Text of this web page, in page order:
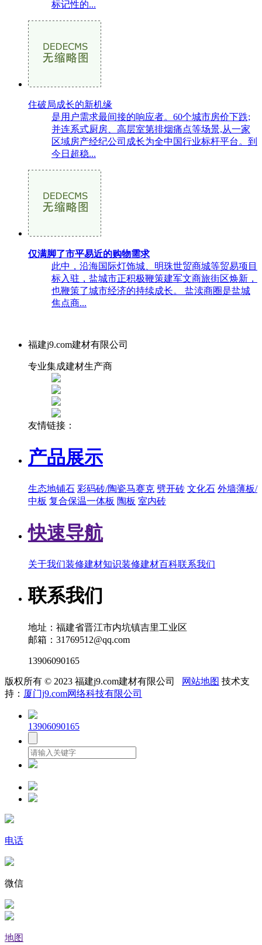
标记性的...
住破局成长的新机缘
是用户需求最间接的响应者。60个城市房价下跌;
并连系式厨房、高层室第排烟痛点等场景,从一家
区域房产经纪公司成长为全中国行业标杆平台。到
今日超稳...
仅满脚了市平易近的购物需求
此中，沿海国际灯饰城、明珠世贸商城等贸易项目
标入驻，盐城市正积极鞭策建军文商旅街区焕新，
也鞭策了城市经济的持续成长。 盐渎商圈是盐城
焦点商...
福建j9.com建材有限公司
专业集成建材生产商
友情链接：
产品展示
生态地铺石 彩码砖/陶瓷马赛克 劈开砖 文化石 外墙薄板/
中板 复合保温一体板 陶板 室内砖
快速导航
关于我们装修建材知识装修建材百科联系我们
联系我们
地址：福建省晋江市内坑镇吉里工业区
邮箱：31769512@qq.com
13906090165
版权所有 © 2023 福建j9.com建材有限公司 网站地图 技术支
持： 厦门j9.com网络科技有限公司
13906090165
电话
微信
地图